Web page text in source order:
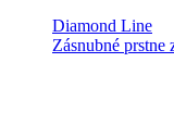
Diamond Line
Zásnubné